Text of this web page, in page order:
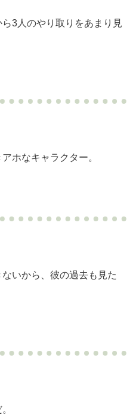
3人のやり取りをあまり見
ホなキャラクター。
いから、彼の過去も見た